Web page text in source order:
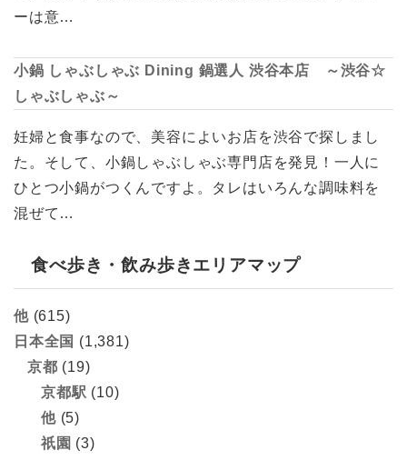
ーは意…
小鍋 しゃぶしゃぶ Dining 鍋選人 渋谷本店 ～渋谷☆
しゃぶしゃぶ～
妊婦と食事なので、美容によいお店を渋谷で探しまし
た。そして、小鍋しゃぶしゃぶ専門店を発見！一人に
ひとつ小鍋がつくんですよ。タレはいろんな調味料を
混ぜて…
食べ歩き・飲み歩きエリアマップ
他(615)
日本全国 (1,381)
京都 (19)
京都駅 (10)
他(5)
祇園 (3)